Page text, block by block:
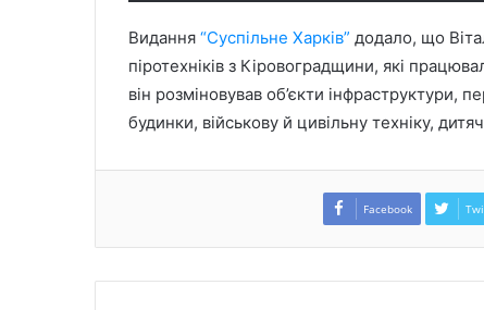
Видання “Суспільне Харків” додало, що
піротехніків з Кіровоградщини, які
він розміновував об’єкти інфраструктури,
будинки, військову й цивільну техніку,
Facebook